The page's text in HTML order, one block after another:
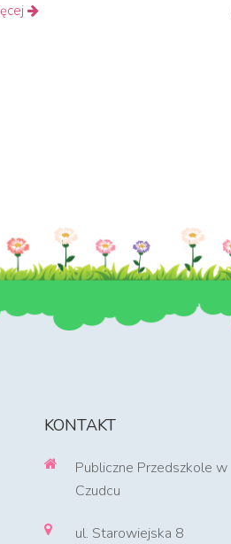
KONTAKT
Publiczne Przedszkole w
Czudcu
ul. Starowiejska 8